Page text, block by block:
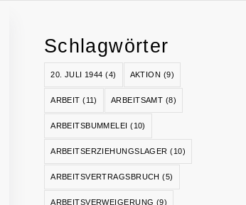
Schlagwörter
20. JULI 1944 (4) AKTION (9)
ARBEIT (11) ARBEITSAMT (8)
ARBEITSBUMMELEI (10)
ARBEITSERZIEHUNGSLAGER (10)
ARBEITSVERTRAGSBRUCH (5)
ARBEITSVERWEIGERUNG (9)